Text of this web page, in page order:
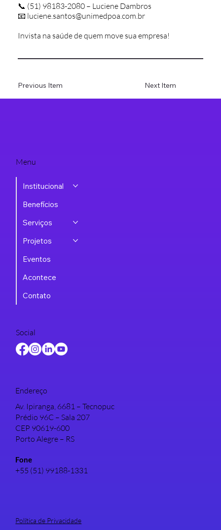
📞 (51) 98183-2080 – Luciene Dambros
📧 luciene.santos@unimedpoa.com.br
Invista na saúde de quem move sua empresa!
Next Item
Previous Item
Menu
Institucional
Benefícios
Serviços
Projetos
Eventos
Acontece
Contato
Social
Endereço
Av. Ipiranga, 6681 – Tecnopuc
Prédio 96C – Sala 207
CEP 90619-600
Porto Alegre – RS
Fone
+55 (51) 99188-1331
Política de Privacidade